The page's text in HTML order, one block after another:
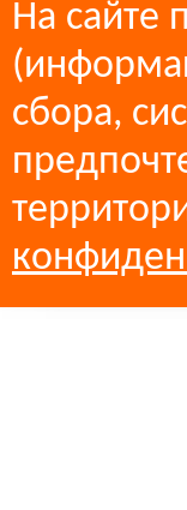
На сайте
сбора,